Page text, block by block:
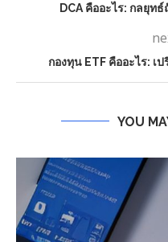
DCA คืออะไร: กลยุท
กองทุน ETF คืออะไร: เ
YOU